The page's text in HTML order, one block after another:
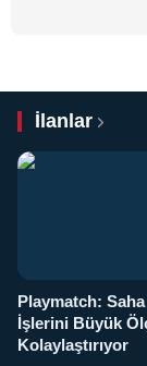
İlanlar
Playmatch:
İşlerini Büyük
Kolaylaştırıyor